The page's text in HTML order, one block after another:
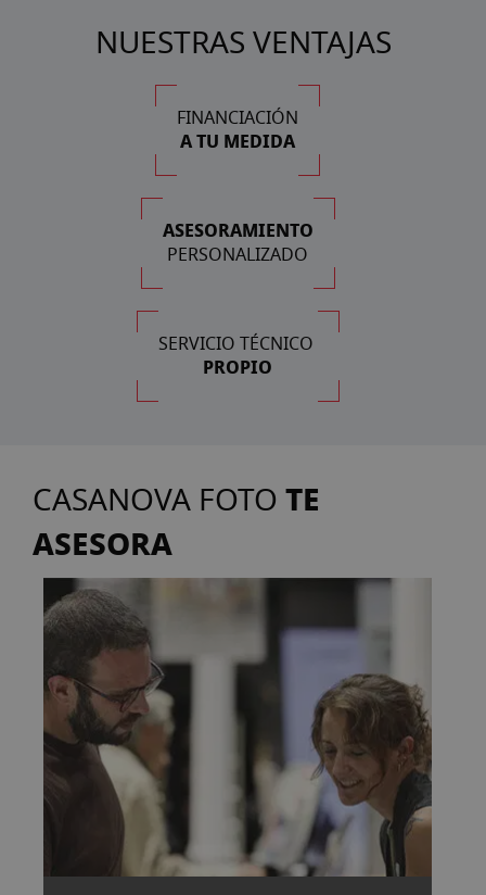
NUESTRAS VENTAJAS
FINANCIACIÓN
A TU MEDIDA
ASESORAMIENTO
PERSONALIZADO
SERVICIO TÉCNICO
PROPIO
CASANOVA FOTO TE
ASESORA